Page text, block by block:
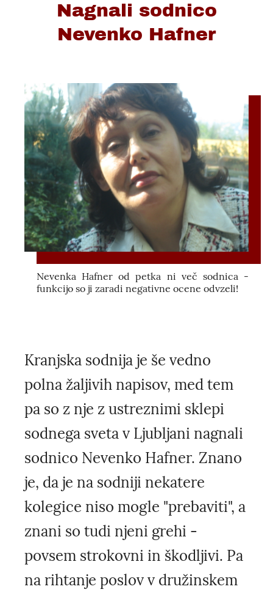
Nagnali sodnico
Nevenko Hafner
Nevenka Hafner od petka ni več sodnica -
funkcijo so ji zaradi negativne ocene odvzeli!
Kranjska sodnija je še vedno
polna žaljivih napisov, med tem
pa so z nje z ustreznimi sklepi
sodnega sveta v Ljubljani nagnali
sodnico Nevenko Hafner. Znano
je, da je na sodniji nekatere
kolegice niso mogle "prebaviti", a
znani so tudi njeni grehi -
povsem strokovni in škodljivi. Pa
na rihtanje poslov v družinskem